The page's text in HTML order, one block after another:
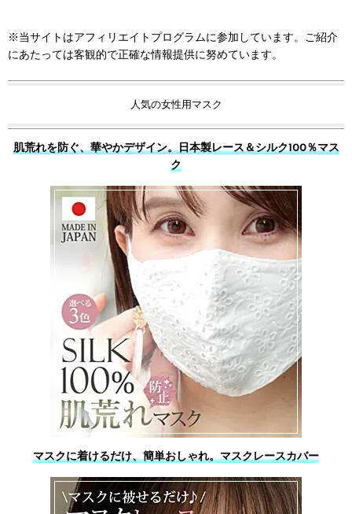
※当サイトはアフィリエイトプログラムに参加しています。ご紹介
にあたっては客観的で正確な情報提供に努めています。
人気の女性用マスク
肌荒れを防ぐ、華やかデザイン。日本製レース＆シルク100％マス
ク
マスクに着けるだけ、簡単おしゃれ。マスクレースカバー